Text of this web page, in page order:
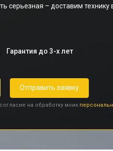
серьезная – доставим технику
Гарантия до 3-х лет
Отправить заявку
на обработку моих